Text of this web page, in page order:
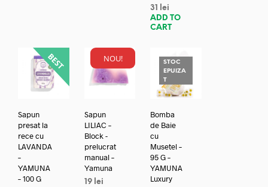
31
lei
ADD TO
CART
Sapun
presat la
rece cu
LAVANDA
–
YAMUNA
– 100 G
NOU!
Sapun
LILIAC –
Block -
prelucrat
manual –
Yamuna
19 lei
STOC
EPUIZA
T
Bomba
de Baie
cu
Musetel –
95 G –
YAMUNA
Luxury